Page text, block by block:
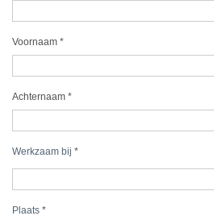
Voornaam *
Achternaam *
Werkzaam bij *
Plaats *